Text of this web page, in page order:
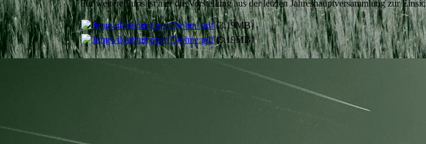
Für weitere Infos ist hier die Vorstellung aus der letzten Jahreshauptversammlung zur
Jungwildrettung per Drohne.pdf(3.19MB)
Jungwildrettung per Drohne.pdf(3.19MB)